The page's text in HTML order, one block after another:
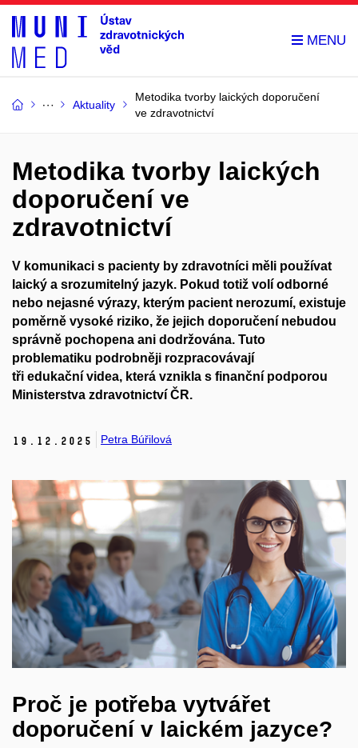
Aktuality
Metodika tvorby laických doporučení
ve zdravotnictví
Metodika tvorby laických
doporučení ve
zdravotnictví
V komunikaci s pacienty by zdravotníci měli používat
laický a srozumitelný jazyk. Pokud totiž volí odborné
nebo nejasné výrazy, kterým pacient nerozumí, existuje
poměrně vysoké riziko, že jejich doporučení nebudou
správně pochopena ani dodržována. Tuto
problematiku podrobněji rozpracovávají
tři edukační videa, která vznikla s finanční podporou
Ministerstva zdravotnictví ČR.
19. 12. 2025 Petra Búřilová
Proč je potřeba vytvářet
doporučení v laickém jazyce?